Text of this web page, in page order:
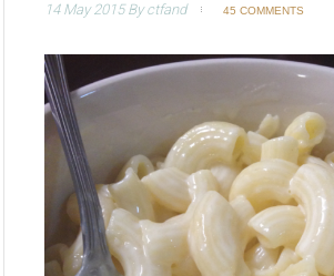
14 May 2015Byctfand 45 COMMENTS